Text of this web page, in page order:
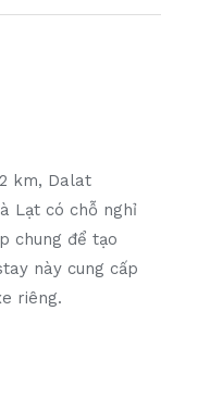
km, Dalat
Lạt có chỗ nghỉ
chung để tạo
này cung cấp
riêng.